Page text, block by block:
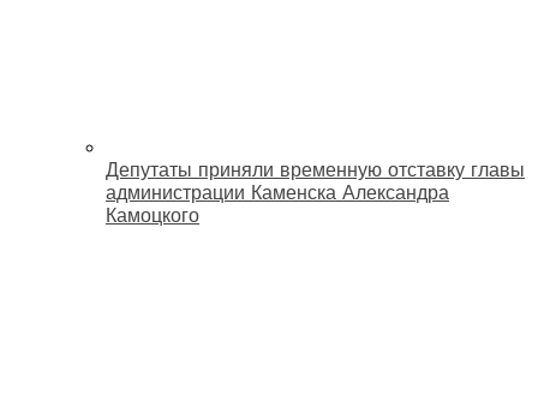
Депутаты приняли временную отставку главы
администрации Каменска Александра
Камоцкого